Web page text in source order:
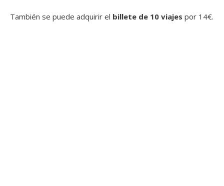
También se puede adquirir el billete de 10 viajes por 14€.